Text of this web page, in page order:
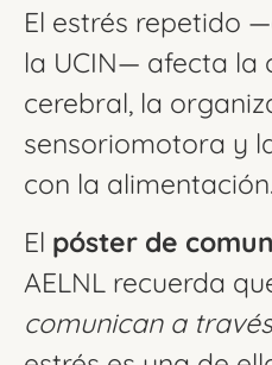
El estrés repetido
la UCIN— afecta la
cerebral, la
sensoriomotora y
con la alimentación.
El póster de
AELNL recuerda
comunican a